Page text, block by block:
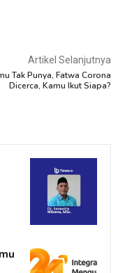
Artikel Selanjutnya
Tak Punya, Fatwa Corona
Dicerca, Kamu Ikut Siapa?